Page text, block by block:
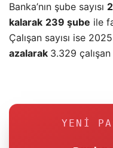
Banka’nın şube sayısı
kalarak 239 şube ile
Çalışan sayısı ise
azalarak 3.329
YENI